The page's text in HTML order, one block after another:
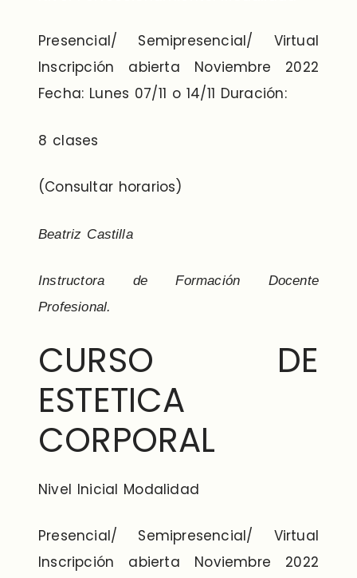
Presencial/ Semipresencial/ Virtual
Inscripción abierta Noviembre 2022
Fecha: Lunes 07/11 o 14/11 Duración:
8 clases
(Consultar horarios)
Beatriz Castilla
Instructora de Formación Docente
Profesional.
CURSO DE
ESTETICA
CORPORAL
Nivel Inicial Modalidad
Presencial/ Semipresencial/ Virtual
Inscripción abierta Noviembre 2022